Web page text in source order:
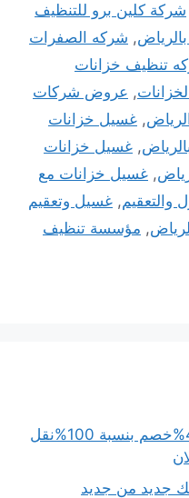
شركة كلين برو للتنظيف
, شركه الصفرات
تنظيف خزانات
, عروض شركات
, غسيل خزانات
, غسيل خزانات
, غسيل خزانات مع
والتعقيم, غسيل وتعقيم
, مؤسسة تنظيف
شركة نقل عفش بالرياض بـ45%خصم بنسبة 100%نقل
جديد من جديد